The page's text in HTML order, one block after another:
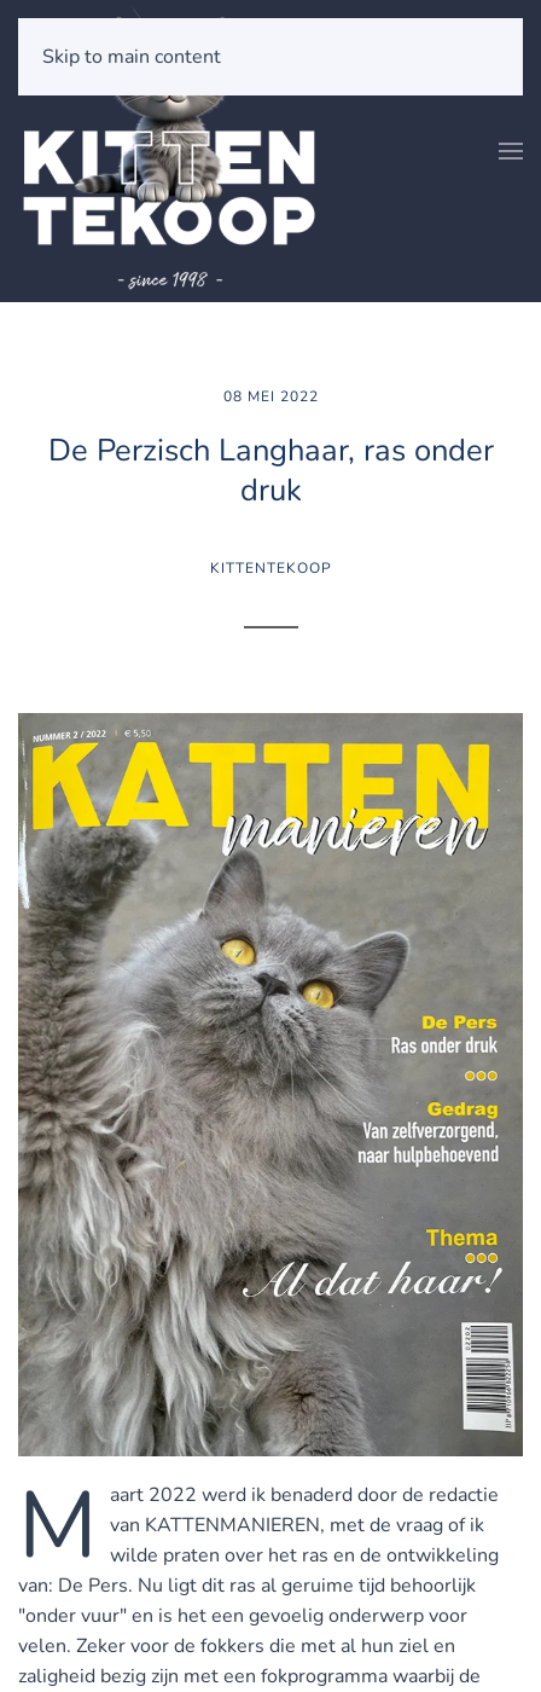
Skip to main content
08 MEI 2022
De Perzisch Langhaar, ras onder
druk
KITTENTEKOOP
M
aart 2022 werd ik benaderd door de redactie
van KATTENMANIEREN, met de vraag of ik
wilde praten over het ras en de ontwikkeling
van: De Pers. Nu ligt dit ras al geruime tijd behoorlijk
"onder vuur" en is het een gevoelig onderwerp voor
velen. Zeker voor de fokkers die met al hun ziel en
zaligheid bezig zijn met een fokprogramma waarbij de